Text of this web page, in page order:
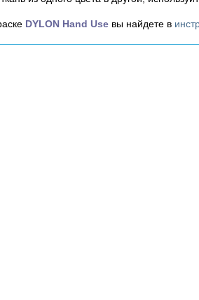
DYLON Hand Use вы найдете в